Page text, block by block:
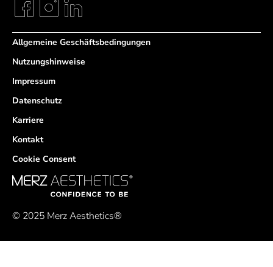
Allgemeine Geschäftsbedingungen
Nutzungshinweise
Impressum
Datenschutz
Karriere
Kontakt
Cookie Consent
© 2025 Merz Aesthetics®